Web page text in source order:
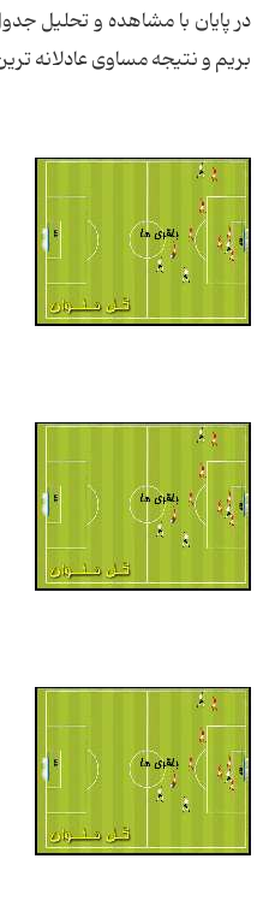
در پایان با مشاهده و تحلیل
بریم و نتیجه مساوی عادلانه